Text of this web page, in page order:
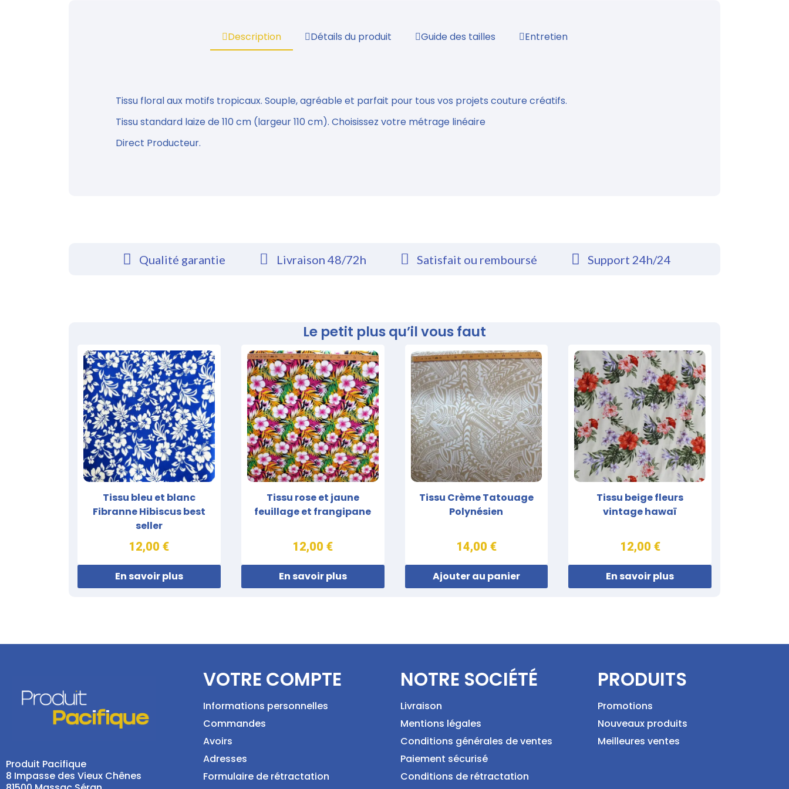
Description Détails du produit Guide des tailles Entretien
Tissu floral aux motifs tropicaux. Souple, agréable et parfait pour tous vos projets couture créatifs.
Tissu standard laize de 110 cm (largeur 110 cm). Choisissez votre métrage linéaire
Direct Producteur.
Qualité garantie Livraison 48/72h Satisfait ou remboursé Support 24h/24
Le petit plus qu’il vous faut
Tissu bleu et blanc
Fibranne Hibiscus best
seller
12,00 €
En savoir plus
Tissu rose et jaune
feuillage et frangipane
12,00 €
En savoir plus
Tissu Crème Tatouage
Polynésien
14,00 €
Ajouter au panier
Tissu beige fleurs
vintage hawaï
12,00 €
En savoir plus
Produit Pacifique
8 Impasse des Vieux Chênes
VOTRE COMPTE
Informations personnelles
Commandes
Avoirs
Adresses
Formulaire de rétractation
NOTRE SOCIÉTÉ
Livraison
Mentions légales
Conditions générales de ventes
Paiement sécurisé
Conditions de rétractation
PRODUITS
Promotions
Nouveaux produits
Meilleures ventes